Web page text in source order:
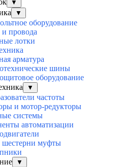
▼
▼
оборудование
провода
лотки
арматура
шины
оборудование
▼
частоты
и мотор-редукторы
системы
автоматизации
шестерни муфты
▼